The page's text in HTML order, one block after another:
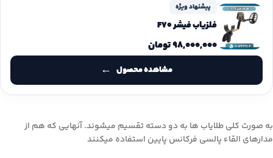
پیشنهاد ویژه
فلزیاب فیشر F70
۹۸,۰۰۰,۰۰۰تومان
مشاهده محصول
به صورت کلی طلایاب ها به دو دسته تقسیم میشوند. آنهایی که هم از
مدارهای القاء پالسی فرکانس پایین استفاده میکنند